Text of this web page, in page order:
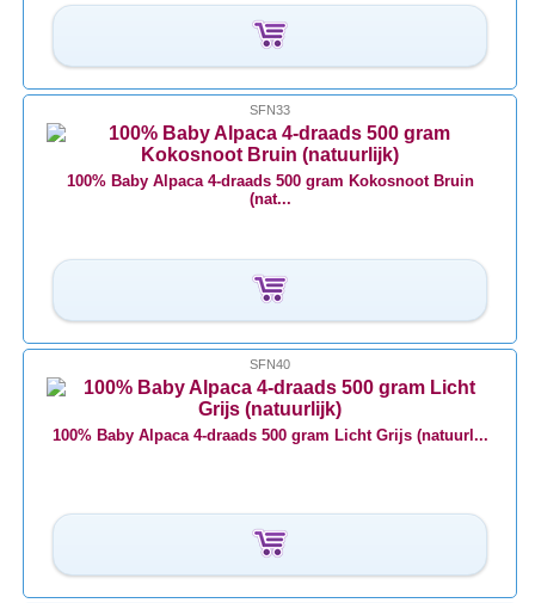
SFN33
100% Baby Alpaca 4-draads 500 gram Kokosnoot Bruin
(nat...
SFN40
100% Baby Alpaca 4-draads 500 gram Licht Grijs (natuurl...